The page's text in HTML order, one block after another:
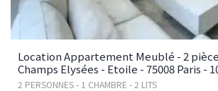
Location Appartement Meublé - 2
Champs Elysées - Etoile - 75008 Paris -
2 PERSONNES - 1 CHAMBRE - 2 LITS